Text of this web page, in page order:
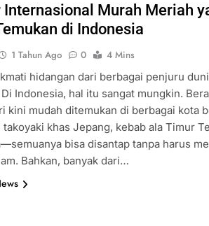
Internasional Murah Meriah
di Indonesia
1 Tahun Ago 0
4 Mins
hidangan dari berbagai penjuru
Indonesia, hal itu sangat mungkin.
kini mudah ditemukan di berbagai kota
khas Jepang, kebab ala Timur
bisa disantap tanpa harus
Bahkan, banyak dari…